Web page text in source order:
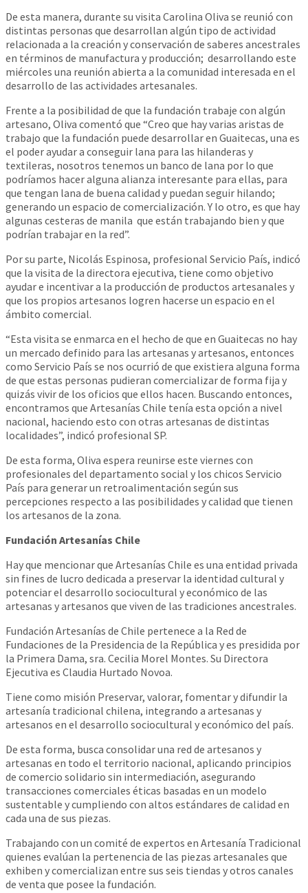
De esta manera, durante su visita Carolina Oliva se reunió con
distintas personas que desarrollan algún tipo de actividad
relacionada a la creación y conservación de saberes ancestrales
en términos de manufactura y producción; desarrollando este
miércoles una reunión abierta a la comunidad interesada en el
desarrollo de las actividades artesanales.
Frente a la posibilidad de que la fundación trabaje con algún
artesano, Oliva comentó que “Creo que hay varias aristas de
trabajo que la fundación puede desarrollar en Guaitecas, una es
el poder ayudar a conseguir lana para las hilanderas y
textileras, nosotros tenemos un banco de lana por lo que
podríamos hacer alguna alianza interesante para ellas, para
que tengan lana de buena calidad y puedan seguir hilando;
generando un espacio de comercialización. Y lo otro, es que hay
algunas cesteras de manila que están trabajando bien y que
podrían trabajar en la red”.
Por su parte, Nicolás Espinosa, profesional Servicio País, indicó
que la visita de la directora ejecutiva, tiene como objetivo
ayudar e incentivar a la producción de productos artesanales y
que los propios artesanos logren hacerse un espacio en el
ámbito comercial.
“Esta visita se enmarca en el hecho de que en Guaitecas no hay
un mercado definido para las artesanas y artesanos, entonces
como Servicio País se nos ocurrió de que existiera alguna forma
de que estas personas pudieran comercializar de forma fija y
quizás vivir de los oficios que ellos hacen. Buscando entonces,
encontramos que Artesanías Chile tenía esta opción a nivel
nacional, haciendo esto con otras artesanas de distintas
localidades”, indicó profesional SP.
De esta forma, Oliva espera reunirse este viernes con
profesionales del departamento social y los chicos Servicio
País para generar un retroalimentación según sus
percepciones respecto a las posibilidades y calidad que tienen
los artesanos de la zona.
Fundación Artesanías Chile
Hay que mencionar que Artesanías Chile es una entidad privada
sin fines de lucro dedicada a preservar la identidad cultural y
potenciar el desarrollo sociocultural y económico de las
artesanas y artesanos que viven de las tradiciones ancestrales.
Fundación Artesanías de Chile pertenece a la Red de
Fundaciones de la Presidencia de la República y es presidida por
la Primera Dama, sra. Cecilia Morel Montes. Su Directora
Ejecutiva es Claudia Hurtado Novoa.
Tiene como misión Preservar, valorar, fomentar y difundir la
artesanía tradicional chilena, integrando a artesanas y
artesanos en el desarrollo sociocultural y económico del país.
De esta forma, busca consolidar una red de artesanos y
artesanas en todo el territorio nacional, aplicando principios
de comercio solidario sin intermediación, asegurando
transacciones comerciales éticas basadas en un modelo
sustentable y cumpliendo con altos estándares de calidad en
cada una de sus piezas.
Trabajando con un comité de expertos en Artesanía Tradicional
quienes evalúan la pertenencia de las piezas artesanales que
exhiben y comercializan entre sus seis tiendas y otros canales
de venta que posee la fundación.